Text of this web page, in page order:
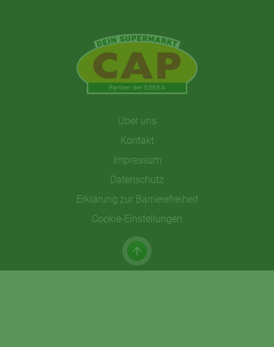
Über uns
Kontakt
Impressum
Datenschutz
Erklärung zur Barrierefreiheit
Cookie-Einstellungen